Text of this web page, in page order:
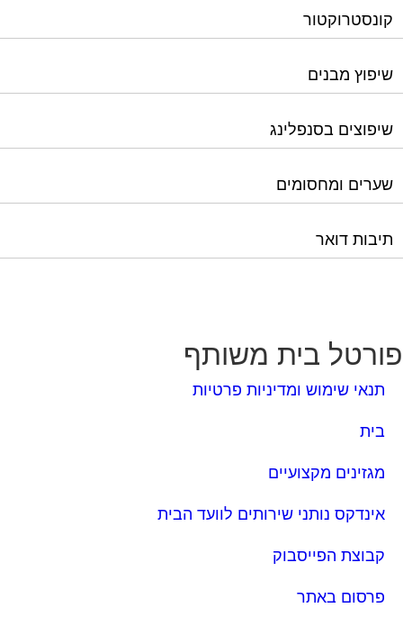
קונסטרוקטור
שיפוץ מבנים
שיפוצים בסנפלינג
שערים ומחסומים
תיבות דואר
בית משותף
תנאי שימוש ומדיניות פרטיות
בית
מגזינים מקצועיים
אינדקס נותני שירותים לוועד הבית
קבוצת הפייסבוק
פרסום באתר